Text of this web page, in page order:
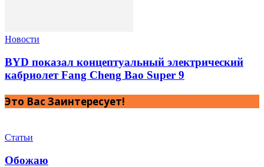
Новости
BYD показал концептуальный электрический
кабриолет Fang Cheng Bao Super 9
Это Вас Заинтересует!
Статьи
Обожаю